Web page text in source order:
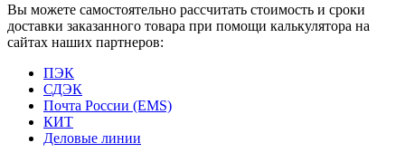
Вы можете самостоятельно рассчитать стоимость и сроки
доставки заказанного товара при помощи калькулятора на
сайтах наших партнеров:
ПЭК
СДЭК
Почта России (EMS)
КИТ
Деловые линии